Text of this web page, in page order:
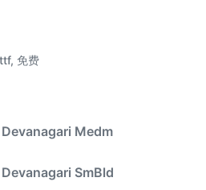
ttf, 免费
Medm
SmBld